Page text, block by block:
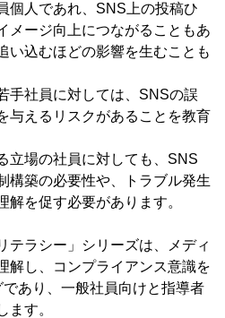
個人であれ、SNS上の投稿ひ
メージ向上につながることもあ
い込むほどの影響を生むことも
手社員に対しては、SNSの誤
与えるリスクがあることを教育
立場の社員に対しても、SNS
構築の必要性や、トラブル発生
解を促す必要があります。
テラシー」シリーズは、メディ
解し、コンプライアンス意識を
あり、一般社員向けと指導者
ます。